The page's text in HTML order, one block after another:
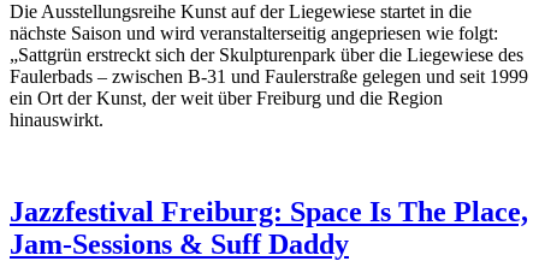
Die Ausstellungsreihe Kunst auf der Liegewiese startet in die
nächste Saison und wird veranstalterseitig angepriesen wie folgt:
„Sattgrün erstreckt sich der Skulpturenpark über die Liegewiese des
Faulerbads – zwischen B-31 und Faulerstraße gelegen und seit 1999
ein Ort der Kunst, der weit über Freiburg und die Region
hinauswirkt.
Jazzfestival Freiburg: Space Is The Place,
Jam-Sessions & Suff Daddy